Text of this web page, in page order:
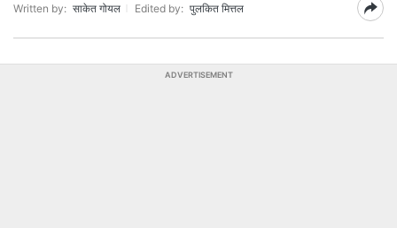
Written by: साकेत गोयल Edited by: पुलकित मित्तल
ADVERTISEMENT